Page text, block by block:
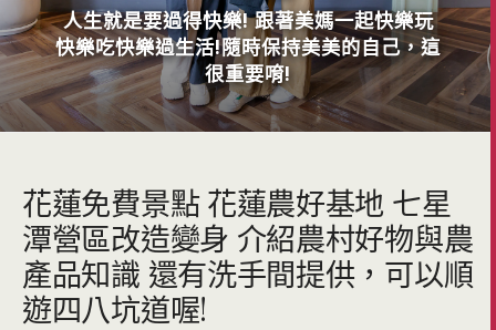
人生就是要過得快樂! 跟著美媽一起快樂玩
快樂吃快樂過生活!隨時保持美美的自己，這
很重要唷!
花蓮免費景點 花蓮農好基地 七星
潭營區改造變身 介紹農村好物與農
產品知識 還有洗手間提供，可以順
遊四八坑道喔!